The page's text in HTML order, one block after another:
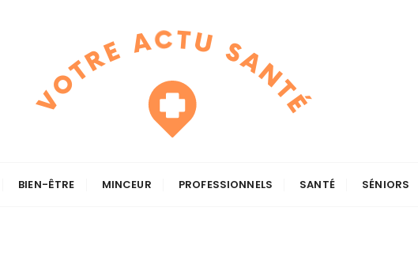
BIEN-ÊTRE MINCEUR PROFESSIONNELS SANTÉ SÉNIORS